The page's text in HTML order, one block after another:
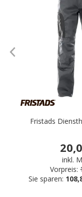
Fristads
inkl.
Vorpreis:
Sie sparen: